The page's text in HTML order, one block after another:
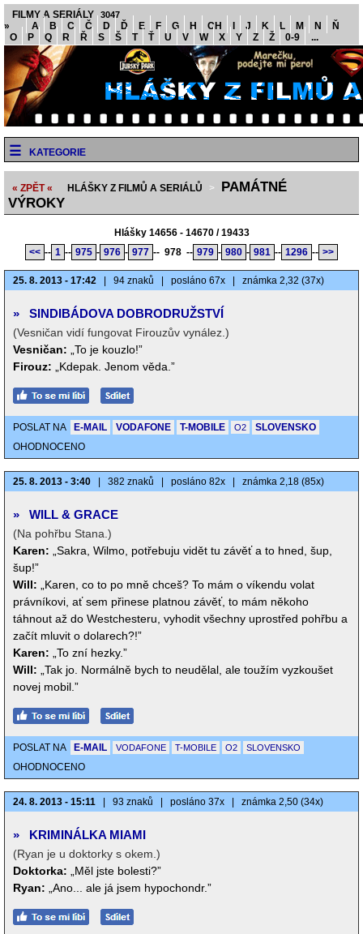
FILMY A SERIÁLY 3047
» A B C Č D Ď E F G H CH J K L M N
Ň
O
P Q R Ř S Š T Ť U V W X Y Z Ž 0-9 ...
KATEGORIE
« ZPĚT « HLÁŠKY Z FILMŮ A SERIÁLŮ >
PAMÁTNÉ
VÝROKY
Hlášky 14656 - 14670 / 19433
<< -- 1 -- 975 - 976 - 977 -- 978 -- 979 - 980 - 981 -- 1296 -- >>
25. 8. 2013 - 17:42 94 znaků posláno 67x známka 2,32 (37x)
» SINDIBÁDOVA DOBRODRUŽSTVÍ
(Vesničan vidí fungovat Firouzův vynález.)
Vesničan:
„To je kouzlo!”
Firouz:
„Kdepak. Jenom věda.”
POSLAT NA E-MAIL VODAFONE T-MOBILE O2
SLOVENSKO
OHODNOCENO
25. 8. 2013 - 3:40 382 znaků posláno 82x známka 2,18 (85x)
» WILL & GRACE
(Na pohřbu Stana.)
Karen:
„Sakra, Wilmo, potřebuju vidět tu závěť a to hned, šup,
šup!”
Will:
„Karen, co to po mně chceš? To mám o víkendu volat
právníkovi, ať sem přinese platnou závěť, to mám někoho
táhnout až do Westchesteru, vyhodit všechny uprostřed pohřbu a
začít mluvit o dolarech?!”
Karen:
„To zní hezky.”
Will:
„Tak jo. Normálně bych to neudělal, ale toužím vyzkoušet
novej mobil.”
POSLAT NA E-MAIL VODAFONE T-MOBILE O2 SLOVENSKO
OHODNOCENO
24. 8. 2013 - 15:11 93 znaků posláno 37x známka 2,50 (34x)
» KRIMINÁLKA MIAMI
(Ryan je u doktorky s okem.)
Doktorka:
„Měl jste bolesti?”
Ryan:
„Ano... ale já jsem hypochondr.”